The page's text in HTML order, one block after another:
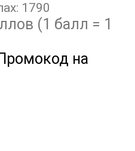
1790
(1 балл = 1
на